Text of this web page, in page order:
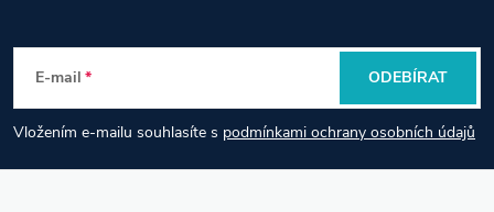
p
a
t
E-mail
Vložením e-mailu souhlasíte s podmínkami ochrany osobních údajů
ODEBÍRAT